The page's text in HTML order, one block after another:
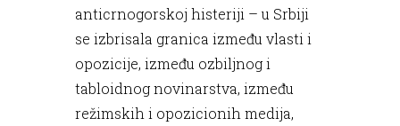
anticrnogorskoj histeriji – u Srbiji
se izbrisala granica između vlasti i
opozicije, između ozbiljnog i
tabloidnog novinarstva, između
režimskih i opozicionih medija,